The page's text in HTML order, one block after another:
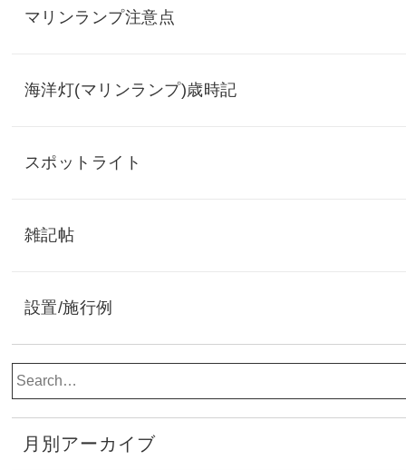
マリンランプ注意点
海洋灯(マリンランプ)歳時記
スポットライト
雑記帖
設置/施行例
月別アーカイブ